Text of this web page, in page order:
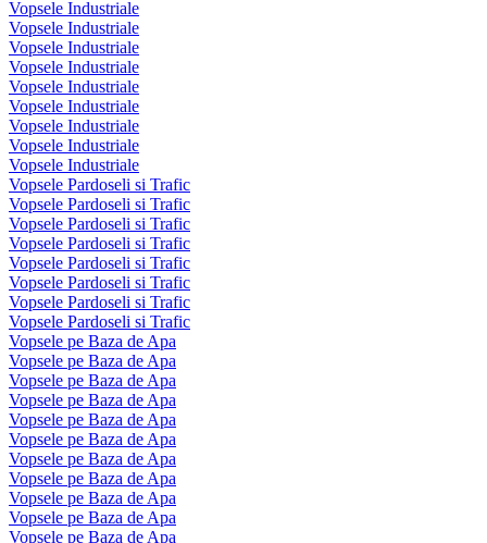
Vopsele Industriale
Vopsele Industriale
Vopsele Industriale
Vopsele Industriale
Vopsele Industriale
Vopsele Industriale
Vopsele Industriale
Vopsele Industriale
Vopsele Industriale
Vopsele Pardoseli si Trafic
Vopsele Pardoseli si Trafic
Vopsele Pardoseli si Trafic
Vopsele Pardoseli si Trafic
Vopsele Pardoseli si Trafic
Vopsele Pardoseli si Trafic
Vopsele Pardoseli si Trafic
Vopsele Pardoseli si Trafic
Vopsele pe Baza de Apa
Vopsele pe Baza de Apa
Vopsele pe Baza de Apa
Vopsele pe Baza de Apa
Vopsele pe Baza de Apa
Vopsele pe Baza de Apa
Vopsele pe Baza de Apa
Vopsele pe Baza de Apa
Vopsele pe Baza de Apa
Vopsele pe Baza de Apa
Vopsele pe Baza de Apa